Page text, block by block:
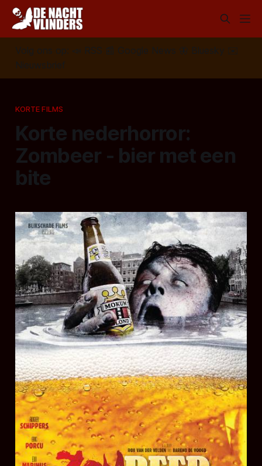
Volg ons op: 📣 RSS 📰 Google News 🦋 Bluesky
✉️
Nieuwsbrief
KORTE FILMS
Korte nederhorror:
Zombeer - bier met een
bite